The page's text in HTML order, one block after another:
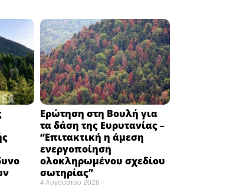
Ερώτηση στη Βουλή για
τα δάση της Ευρυτανίας –
“Eπιτακτική η άμεση
ενεργοποίηση
ολοκληρωμένου σχεδίου
σωτηρίας”
4 Αυγούστου 2026